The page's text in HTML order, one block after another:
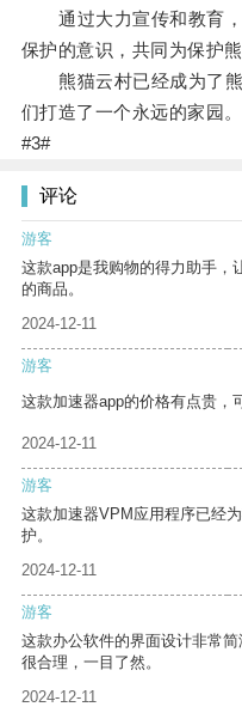
通过大力宣传和教育，
保护的意识，共同为保护
熊猫云村已经成为了熊
们打造了一个永远的家园。
#3#
评论
游客
这款app是我购物的得力助手，
的商品。
2024-12-11
游客
这款加速器app的价格有点贵，
2024-12-11
游客
这款加速器VPM应用程序已经
护。
2024-12-11
游客
这款办公软件的界面设计非常
很合理，一目了然。
2024-12-11